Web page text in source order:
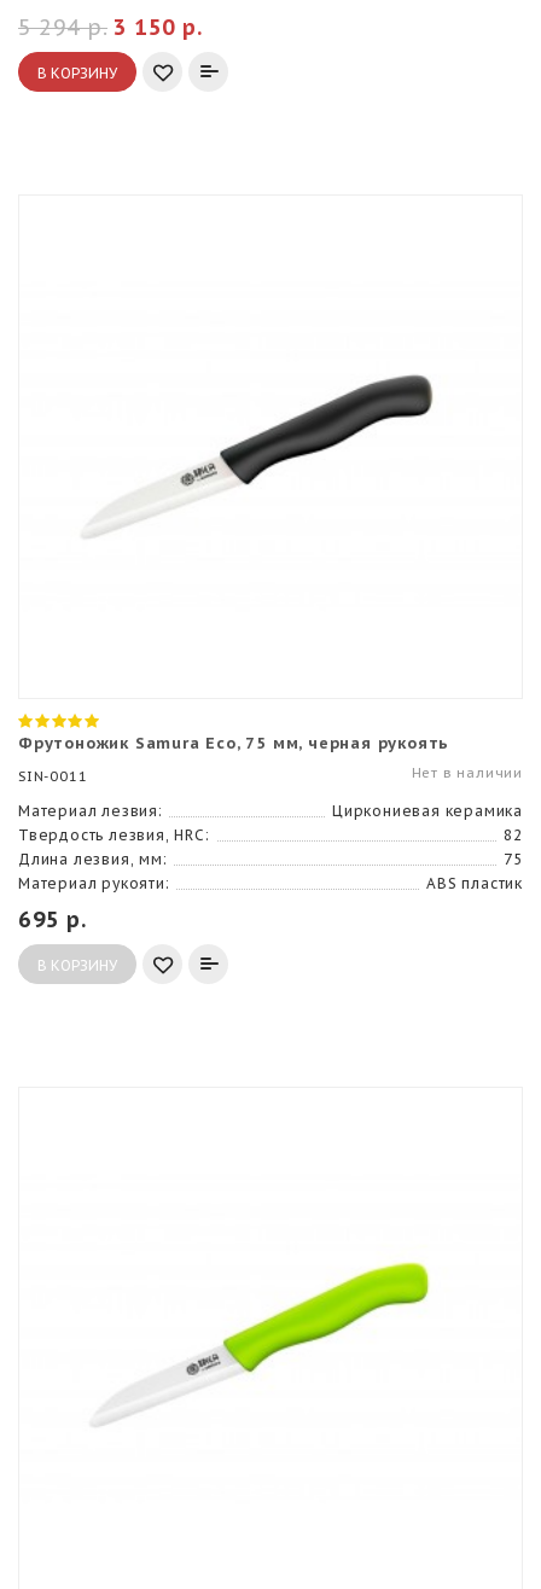
3 150 р.
5 294 р.
В КОРЗИНУ
Фрутоножик Samura Eco, 75 мм, черная рукоять
SIN-0011 Нет в наличии
Материал лезвия:
Циркониевая керамика
Твердость лезвия, HRC:
82
Длина лезвия, мм:
75
Материал рукояти:
ABS пластик
695 р.
В КОРЗИНУ